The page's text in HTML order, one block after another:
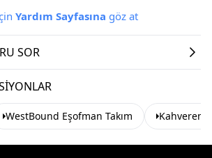
Yardım Sayfasına göz at
SOR
WestBound Eşofman Takım